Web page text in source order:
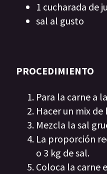
1 cucharada de
sal al gusto
PROCEDIMIENTO
Para la carne a
Hacer un mix de
Mezcla la sal
La proporción
o 3 kg de sal.
Coloca la carne